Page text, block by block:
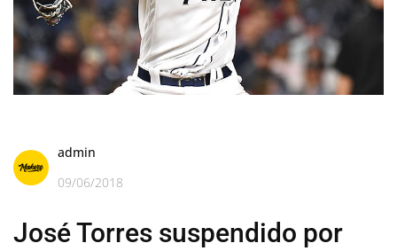
admin
09/06/2018
José Torres suspendido por